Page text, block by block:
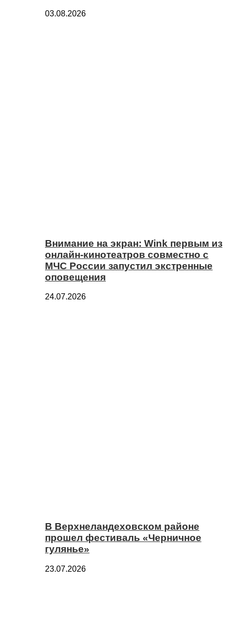
03.08.2026
Внимание на экран: Wink первым из
онлайн-кинотеатров совместно с
МЧС России запустил экстренные
оповещения
24.07.2026
В Верхнеландеховском районе
прошел фестиваль «Черничное
гулянье»
23.07.2026